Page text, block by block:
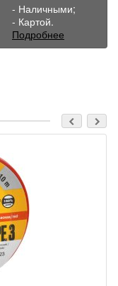
- Наличными;
- Картой.
Подробнее